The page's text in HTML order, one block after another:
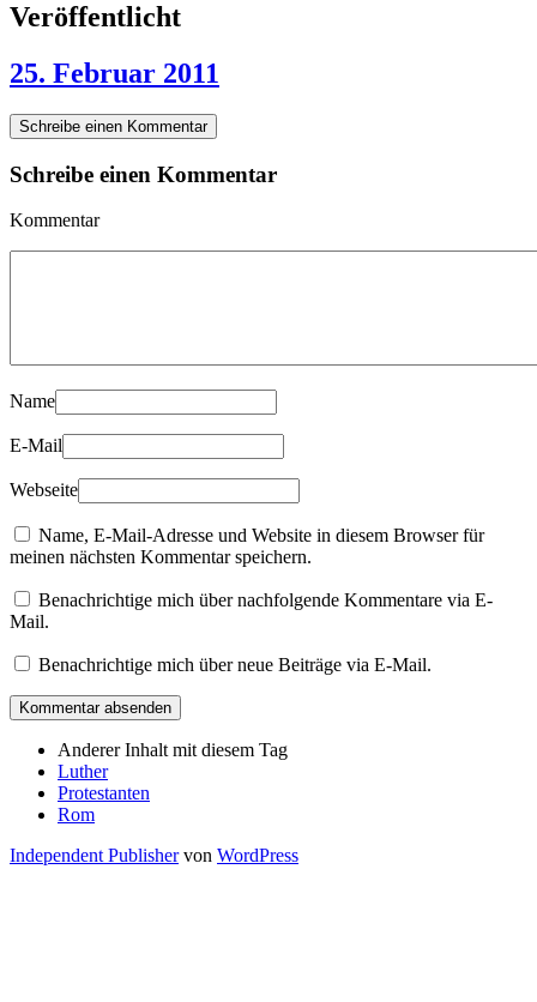
Veröffentlicht
25. Februar 2011
Schreibe einen Kommentar
Schreibe einen Kommentar
Kommentar
Name
E-Mail
Webseite
Name, E-Mail-Adresse und Website in diesem Browser für
meinen nächsten Kommentar speichern.
Benachrichtige mich über nachfolgende Kommentare via E-
Mail.
Benachrichtige mich über neue Beiträge via E-Mail.
Anderer Inhalt mit diesem Tag
Luther
Protestanten
Rom
Independent Publishervon WordPress